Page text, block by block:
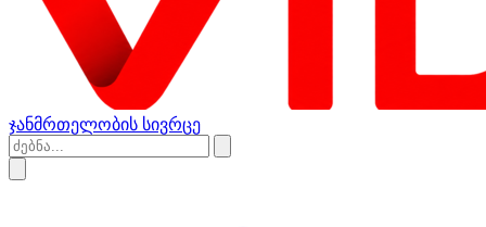
ჯანმრთელობის სივრცე